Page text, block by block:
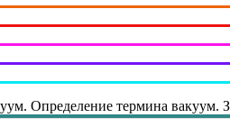
Определение термина вакуум.